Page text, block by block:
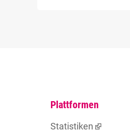
Plattformen
Statistiken